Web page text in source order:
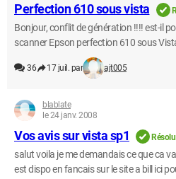
Perfection 610 sous vista
Bonjour, conflit de génération !!!! est-il
scanner Epson perfection 610 sous
36 17 juil. par ajt005
blablate
le 24 janv. 2008
Vos avis sur vista sp1 Résolu
salut voila je me demandais ce que ca
est dispo en fancais sur le site a bill ici